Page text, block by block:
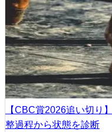
【CBC賞2026追い切り
整過程から状態を診断